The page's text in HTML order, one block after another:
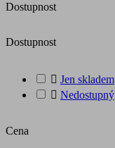
Dostupnost
Dostupnost
 Jen skladem
 Nedostupný
Cena